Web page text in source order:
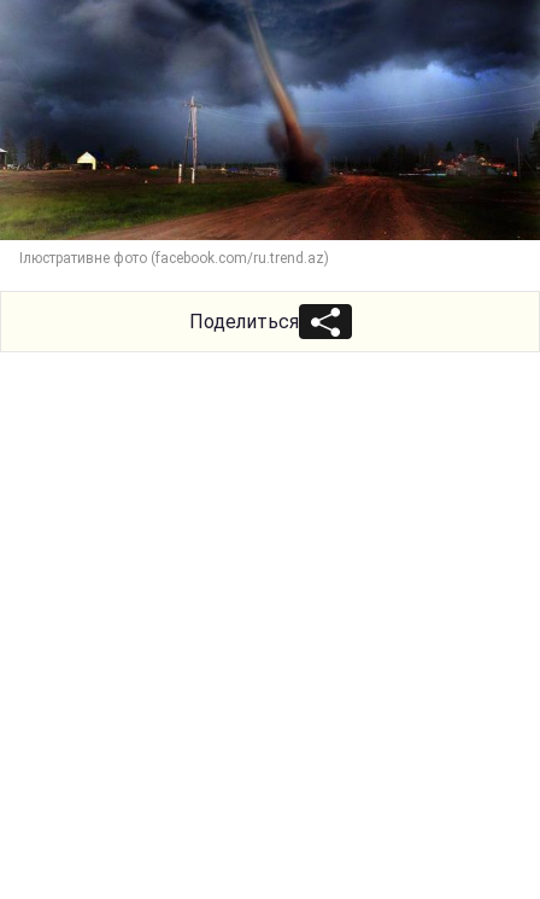
Ілюстративне фото (facebook.com/ru.trend.az)
Поделиться